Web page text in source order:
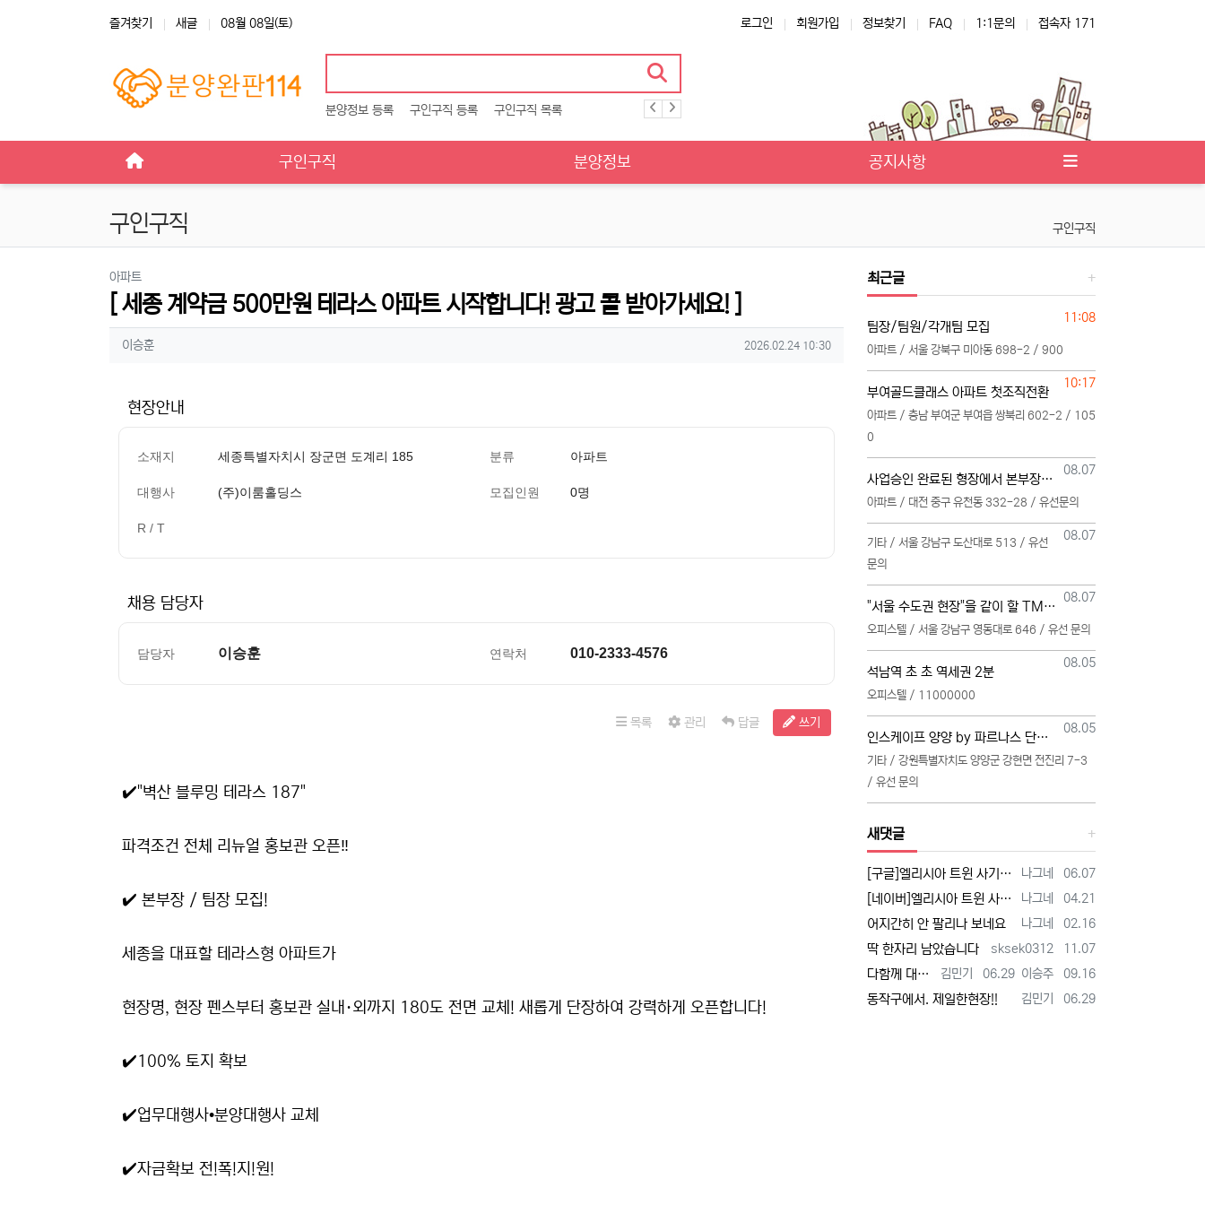
즐겨찾기 새글 08월 08일(토) 로그인 회원가입 정보찾기 FAQ 1:1문의 접속자 171
분양정보 등록 구인구직 등록 구인구직 목록
구인구직 분양정보 공지사항
구인구직 구인구직
아파트
[ 세종 계약금 500만원 테라스 아파트 시작합니다! 광고 콜 받아가세요! ]
작성자 정보
이승훈작성 작성일
2026.02.24 10:30
현장안내
소재지 세종특별자치시 장군면 도계리 185 분류 아파트
대행사 (주)이룸홀딩스 모집인원 0명
R / T
채용 담당자
담당자 이승훈 연락처 010-2333-4576
목록 관리 답글 쓰기
본문
✔️"벽산 블루밍 테라스 187"
파격조건 전체 리뉴얼 홍보관 오픈‼️
✔️ 본부장 / 팀장 모집!
세종을 대표할 테라스형 아파트가
현장명, 현장 펜스부터 홍보관 실내·외까지 180도 전면 교체! 새롭게 단장하여 강력하게 오픈합니다!
✔️100% 토지 확보
✔️업무대행사•분양대행사 교체
✔️자금확보 전!폭!지!원!
최근글
등록일
11:08
팀장/팀원/각개팀 모집
아파트 / 서울 강북구 미아동 698-2 / 900
등록일
10:17
부여골드클래스 아파트 첫조직전환
아파트 / 충남 부여군 부여읍 쌍북리 602-2 / 105
0
등록일
08.07
사업승인 완료된 형장에서 본부장님 모십니다
아파트 / 대전 중구 유천동 332-28 / 유선문의
등록일
08.07
기타 / 서울 강남구 도산대로 513 / 유선
문의
등록일
08.07
"서울 수도권 현장"을 같이 할 TM 단독 단일 영업본부 팀 선착순 모집
오피스텔 / 서울 강남구 영동대로 646 / 유선 문의
등록일
08.05
석남역 초 초 역세권 2분
오피스텔 / 11000000
등록일
08.05
인스케이프 양양 by 파르나스 단일 본부 모집
기타 / 강원특별자치도 양양군 강현면 전진리 7-3
/ 유선 문의
새댓글
등록자
나그네 등록일
06.07
[구글]엘리시아 트윈 사기 - 검색
등록자
나그네 등록일
04.21
[네이버]엘리시아 트윈 사기 - 검색
등록자
나그네 등록일
02.16
어지간히 안 팔리나 보네요
등록자
sksek0312 등록일
11.07
딱 한자리 남았습니다
등록자
이승주 등록일
09.16
등록자
김민기 등록일
06.29
다함께 대박납니다.
등록자
김민기 등록일
06.29
동작구에서. 제일한현장!!